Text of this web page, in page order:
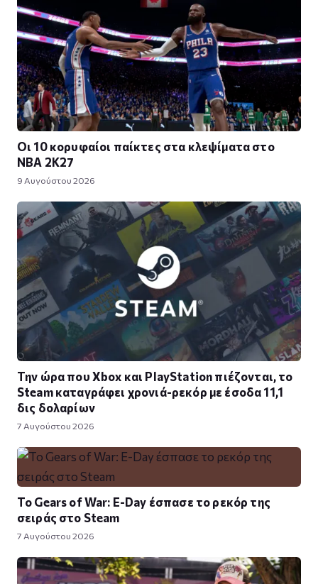
Οι 10 κορυφαίοι παίκτες στα κλεψίματα στο
NBA 2K27
9 Αυγούστου 2026
Την ώρα που Xbox και PlayStation πιέζονται, το
Steam καταγράφει χρονιά-ρεκόρ με έσοδα 11,1
δις δολαρίων
7 Αυγούστου 2026
Το Gears of War: E-Day έσπασε το ρεκόρ της
σειράς στο Steam
7 Αυγούστου 2026